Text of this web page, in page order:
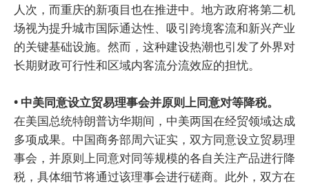
人次，而重庆的新项目也在推进中。地方政府将第二机
场视为提升城市国际通达性、吸引跨境客流和新兴产业
的关键基础设施。然而，这种建设热潮也引发了外界对
长期财政可行性和区域内客流分流效应的担忧。
• 中美同意设立贸易理事会并原则上同意对等降税。
在美国总统特朗普访华期间，中美两国在经贸领域达成
多项成果。中国商务部周六证实，双方同意设立贸易理
事会，并原则上同意对同等规模的各自关注产品进行降
税，具体细节将通过该理事会进行磋商。此外，双方在